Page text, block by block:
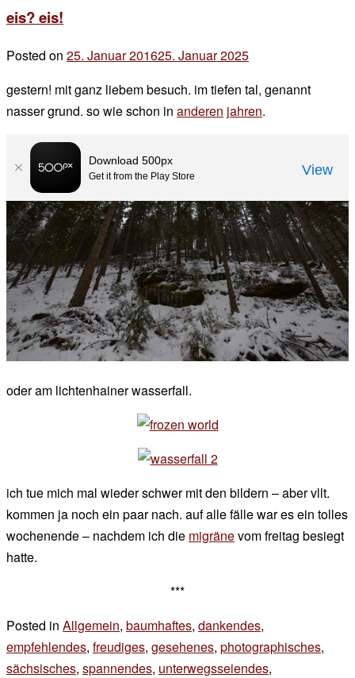
eis? eis!
Posted on 25. Januar 201625. Januar 2025
chef
gestern! mit ganz liebem besuch. im tiefen tal, genannt
nasser grund. so wie schon in anderen jahren.
oder am lichtenhainer wasserfall.
ich tue mich mal wieder schwer mit den bildern – aber vllt.
kommen ja noch ein paar nach. auf alle fälle war es ein tolles
wochenende – nachdem ich die migränevom freitag besiegt
hatte.
***
Posted in Allgemein, baumhaftes, dankendes,
empfehlendes, freudiges, gesehenes, photographisches,
sächsisches, spannendes, unterwegsseiendes,